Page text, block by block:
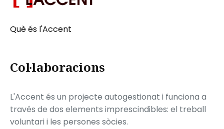
Què és l'Accent
Col·laboracions
L'Accent és un projecte autogestionat i funciona a
través de dos elements imprescindibles: el treball
voluntari i les persones sòcies.